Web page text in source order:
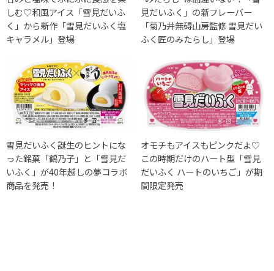
しむ♡和風アイス「雪見だいふ
く」から新作「雪見だいふく塩
キャラメル」登場
見だいふく」の新フレーバー
「菊乃井無碍山房監修 雪見だい
ふく匠のみたらし」登場
雪見だいふく誕生のヒントにな
った銘菓「鶴乃子」と「雪見だ
いふく」が40年越しの夢コラボ
商品を発売！
オモチもアイスもピンクだよ♡
この時期だけのハート型「雪見
だいふく ハートのいちご」が期
間限定発売